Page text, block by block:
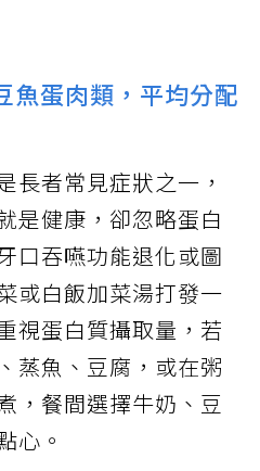
魚蛋肉類，平均分配
長者常見症狀之一，
是健康，卻忽略蛋白
口吞嚥功能退化或圖
或白飯加菜湯打發一
視蛋白質攝取量，若
蒸魚、豆腐，或在粥
，餐間選擇牛奶、豆
心。